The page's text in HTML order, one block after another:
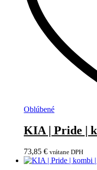
Oblúbené
KIA | Pride |
73,85 € vrátane DPH